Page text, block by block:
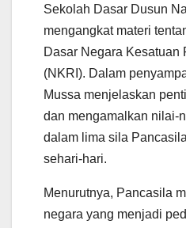
Sekolah Dasar Dusun
mengangkat materi
Dasar Negara Kesatuan
(NKRI). Dalam
Mussa menjelaskan
dan mengamalkan nilai-
dalam lima sila
sehari-hari.
Menurutnya, Pancasila
negara yang menjadi